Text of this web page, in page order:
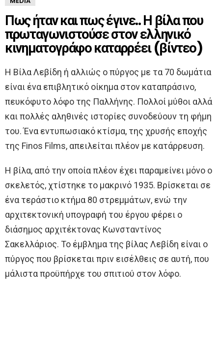
Πως ήταν και πως έγινε.. Η βίλα που
πρωταγωνιστούσε στον ελληνικό
κινηματογράφο καταρρέει (βίντεο)
Η Βίλα Λεβίδη ή αλλιώς ο πύργος με τα 70 δωμάτια
είναι ένα επιβλητικό οίκημα στον καταπράσινο,
πευκόφυτο λόφο της Παλλήνης. Πολλοί μύθοι αλλά
και πολλές αληθινές ιστορίες συνοδεύουν τη φήμη
του. Ένα εντυπωσιακό κτίσμα, της χρυσής εποχής
της Finos Films, απειλείται πλέον με κατάρρευση.
Η βίλα, από την οποία πλέον έχει παραμείνει μόνο ο
σκελετός, χτίστηκε το μακρινό 1935. Βρίσκεται σε
ένα τεράστιο κτήμα 80 στρεμμάτων, ενώ την
αρχιτεκτονική υπογραφή του έργου φέρει ο
διάσημος αρχιτέκτονας Κωνσταντίνος
Σακελλάριος. Το έμβλημα της βίλας Λεβίδη είναι ο
πύργος που βρίσκεται πριν εισέλθεις σε αυτή, που
μάλιστα προϋπήρχε του σπιτιού στον λόφο.